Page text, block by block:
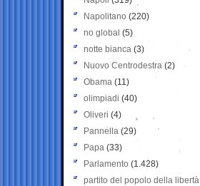
Napolitano (220)
no global (5)
notte bianca (3)
Nuovo Centrodestra (2)
Obama (11)
olimpiadi (40)
Oliveri (4)
Pannella (29)
Papa (33)
Parlamento (1.428)
partito del popolo della libertà